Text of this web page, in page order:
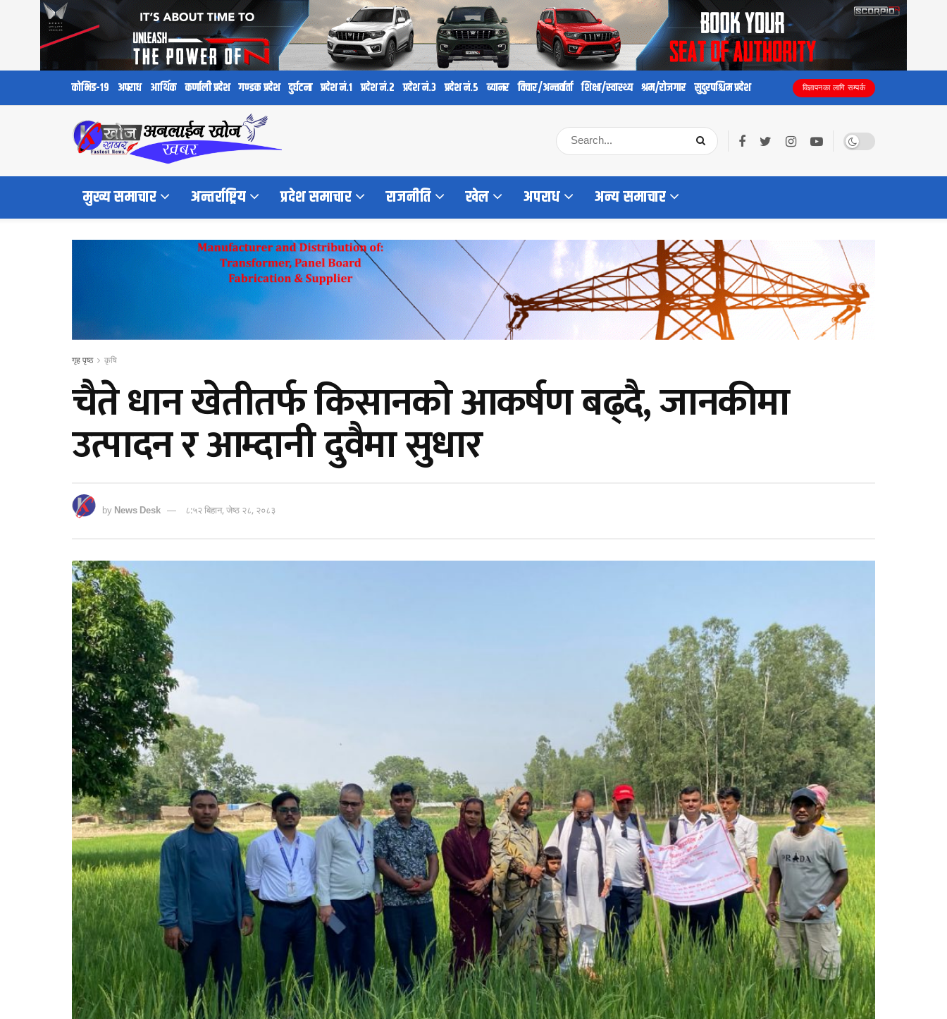
कोभिड-१९ अपराध आर्थिक कर्णाली प्रदेश गण्डक प्रदेश दुर्घटना प्रदेश नं.१ प्रदेश नं.२ प्रदेश नं.३ प्रदेश नं.५ ब्यानर विचार/अन्तर्वार्ता शिक्षा/स्वास्थ्य श्रम/रोजगार सुदुरपश्चिम प्रदेश विज्ञापनका लागि सम्पर्क
मुख्य समाचार अन्तर्राष्ट्रिय प्रदेश समाचार राजनीति खेल अपराध अन्य समाचार
गृह पृष्ठ कृषि
चैते धान खेतीतर्फ किसानको आकर्षण बढ्दै, जानकीमा
उत्पादन र आम्दानी दुवैमा सुधार
byNews Desk ८:५२ बिहान, जेष्ठ २८, २०८३